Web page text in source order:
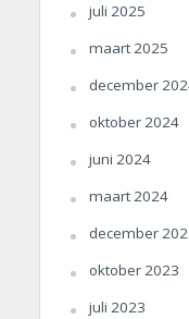
juli 2025
maart 2025
december
oktober 2024
juni 2024
maart 2024
december
oktober 2023
juli 2023